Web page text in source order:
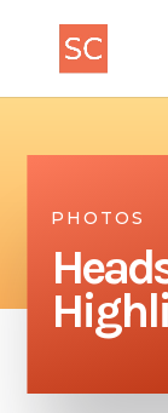
PHOTOS